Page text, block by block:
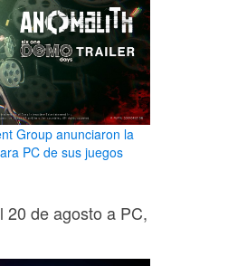
Group anunciaron la
PC de sus juegos
20 de agosto a PC,